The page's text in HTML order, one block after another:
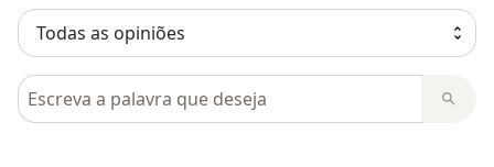
Pesquisar em opiniões